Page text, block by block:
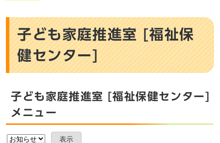
子ども家庭推進室 [福祉保
健センター]
子ども家庭推進室 [福祉保健センター]
メニュー
表示